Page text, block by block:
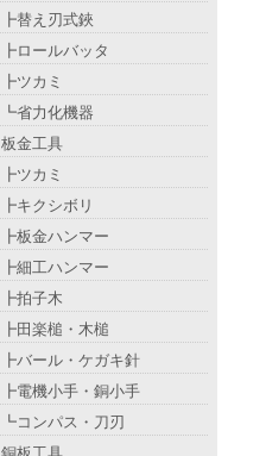
┣替え刃式鋏
┣ロールバッタ
┣ツカミ
┗省力化機器
板金工具
┣ツカミ
┣キクシボリ
┣板金ハンマー
┣細工ハンマー
┣拍子木
┣田楽槌・木槌
┣バール・ケガキ針
┣電機小手・銅小手
┗コンパス・刀刃